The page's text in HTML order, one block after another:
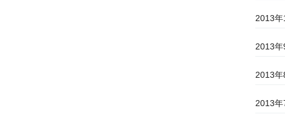
2013年
2013年
2013年
2013年